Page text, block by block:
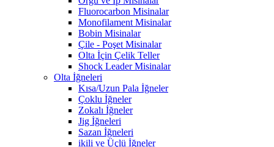
Fluorocarbon Misinalar
Monofilament Misinalar
Bobin Misinalar
Çile - Poşet Misinalar
Olta İçin Çelik Teller
Shock Leader Misinalar
Olta İğneleri
Kısa/Uzun Pala İğneler
Çoklu İğneler
Zokalı İğneler
Jig İğneleri
Sazan İğneleri
ikili ve Üçlü İğneler